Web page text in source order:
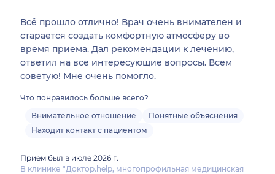
Всё прошло отлично! Врач очень внимателен и
старается создать комфортную атмосферу во
время приема. Дал рекомендации к лечению,
ответил на все интересующие вопросы. Всем
советую! Мне очень помогло.
Что понравилось больше всего?
Внимательное отношение
Понятные объяснения
Находит контакт с пациентом
Прием был в июле 2026 г.
В клинике "Доктор.help, многопрофильная медицинская